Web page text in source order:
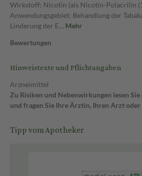
Wirkstoff: Nicotin (als Nicotin-Polacrilin
Anwendungsgebiet: Behandlung der
Linderung der E… Mehr
Bewertungen
Hinweistexte und Pflichtangaben
Arzneimittel
Zu Risiken und Nebenwirkungen lesen
und fragen Sie Ihre Ärztin, Ihren Arzt
Tipp vom Apotheker